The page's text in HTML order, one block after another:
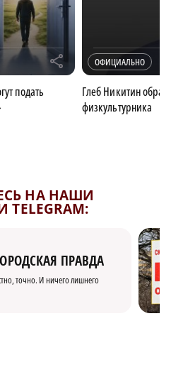
r
подать
ОФИЦИАЛЬНО
Глеб Никитин
физкультурника
НА НАШИ
ПРАВДА
точно. И ничего лишнего